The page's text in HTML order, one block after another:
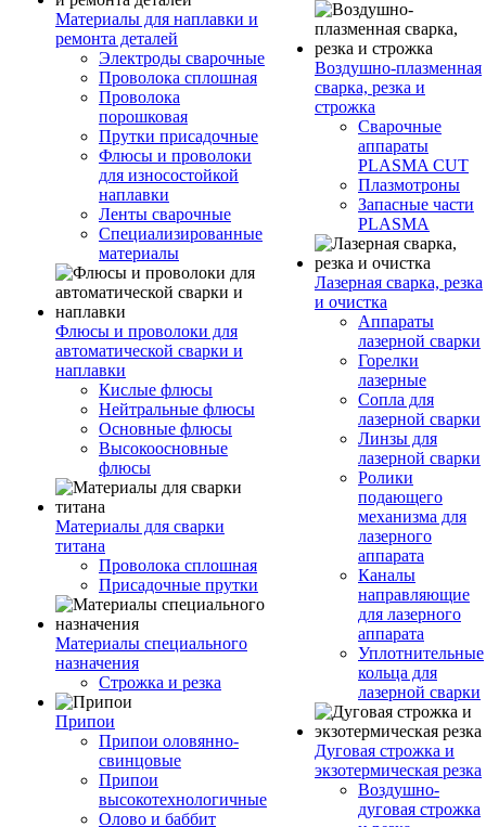
Материалы для наплавки и
ремонта деталей
Электроды сварочные
Проволока сплошная
Проволока
порошковая
Прутки присадочные
Флюсы и проволоки
для износостойкой
наплавки
Ленты сварочные
Специализированные
материалы
Флюсы и проволоки для
автоматической сварки и
наплавки
Кислые флюсы
Нейтральные флюсы
Основные флюсы
Высокоосновные
флюсы
Материалы для сварки
титана
Проволока сплошная
Присадочные прутки
Материалы специального
назначения
Строжка и резка
Припои
Припои оловянно-
свинцовые
Припои
высокотехнологичные
Олово и баббит
Воздушно-плазменная
сварка, резка и
строжка
Сварочные
аппараты
PLASMA CUT
Плазмотроны
Запасные части
PLASMA
Лазерная сварка, резка
и очистка
Аппараты
лазерной сварки
Горелки
лазерные
Сопла для
лазерной сварки
Линзы для
лазерной сварки
Ролики
подающего
механизма для
лазерного
аппарата
Каналы
направляющие
для лазерного
аппарата
Уплотнительные
кольца для
лазерной сварки
Дуговая строжка и
экзотермическая резка
Воздушно-
дуговая строжка